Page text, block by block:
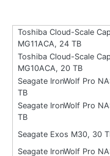
Toshiba Cloud-Scale
MG11ACA, 24 TB
Toshiba Cloud-Scale
MG10ACA, 20 TB
Seagate IronWolf Pro
TB
Seagate IronWolf Pro
TB
Seagate Exos M30, 30
Seagate IronWolf Pro